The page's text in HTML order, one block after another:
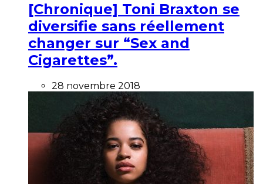
[Chronique] Toni Braxton se
diversifie sans réellement
changer sur “Sex and
Cigarettes”.
28 novembre 2018